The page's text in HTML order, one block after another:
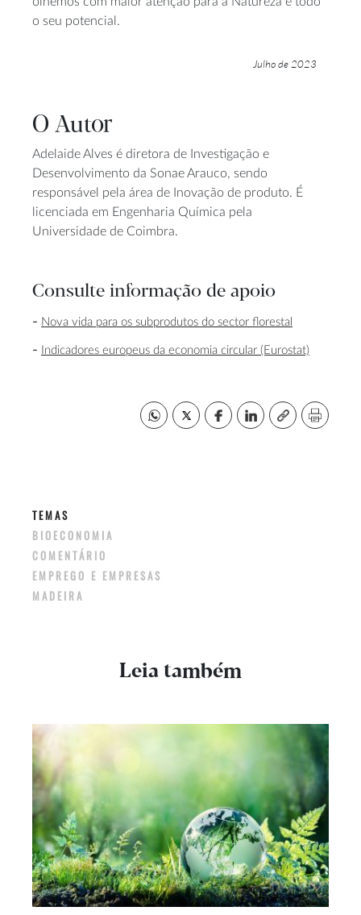
o seu potencial.
Julho de 2023
O Autor
Adelaide Alves é diretora de Investigação e
Desenvolvimento da Sonae Arauco, sendo
responsável pela área de Inovação de produto. É
licenciada em Engenharia Química pela
Universidade de Coimbra.
Consulte informação de apoio
Nova vida para os subprodutos do sector florestal
Indicadores europeus da economia circular (Eurostat)
TEMAS
BIOECONOMIA
COMENTÁRIO
EMPREGO E EMPRESAS
MADEIRA
Leia também